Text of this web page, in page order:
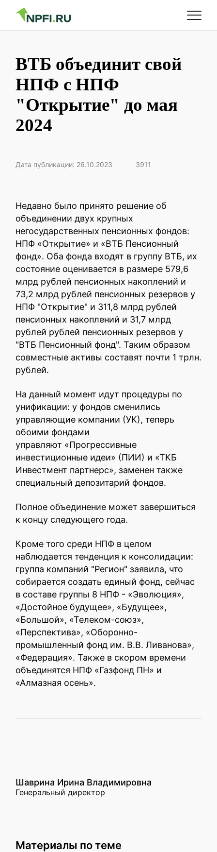
ВТБ объединит свой
НПФ с НПФ
"Открытие" до мая
2024
Дата публикации: 26.10.2023 3911
Недавно было принято решение об
объединении двух крупных
негосударственных пенсионных фондов:
НПФ «Открытие» и «ВТБ Пенсионный
фонд». Оба фонда входят в группу ВТБ, их
состояние оценивается в размере 579,6
млрд рублей пенсионных накоплений и
73,2 млрд рублей пенсионных резервов у
НПФ "Открытие" и 311,8 млрд рублей
пенсионных накоплений и 31,7 млрд
рублей рублей пенсионных резервов у
"ВТБ Пенсионный фонд". Таким образом
совместные активы составят почти 1 трлн.
рублей.
На данный момент идут процедуры по
унификации: у фондов сменились
управляющие компании (УК), теперь
обоими фондами
управляют «Прогрессивные
инвестиционные идеи» (ПИИ) и «ТКБ
Инвестмент партнерс», заменен также
специальный депозитарий фондов.
Полное объединение может завершиться
к концу следующего года.
Кроме того среди НПФ в целом
наблюдается тенденция к консолидации:
группа компаний "Регион" заявила, что
собирается создать единый фонд, сейчас
в составе группы 8 НПФ - «Эволюция»,
«Достойное будущее», «Будущее»,
«Большой», «Телеком-союз»,
«Перспектива», «Оборонно-
промышленный фонд им. В.В. Ливанова»,
«Федерация». Также в скором времени
объединятся НПФ «Газфонд ПН» и
«Алмазная осень».
Шаврина Ирина Владимировна
Генеральный директор
Материалы по теме